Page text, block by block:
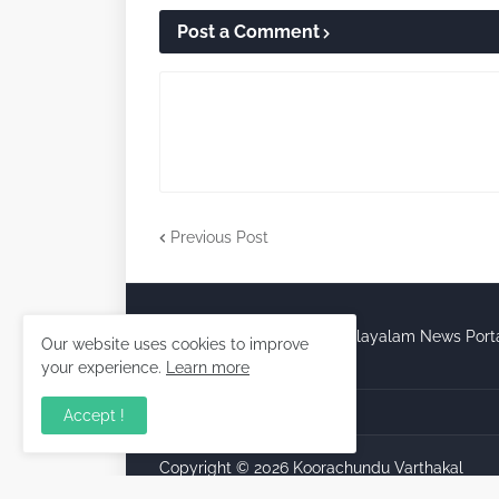
Post a Comment
Previous Post
Malayalam News
Copyright © 2026 Koorachundu Varthakal
Our website uses cookies to improve
your experience.
Learn more
Accept !